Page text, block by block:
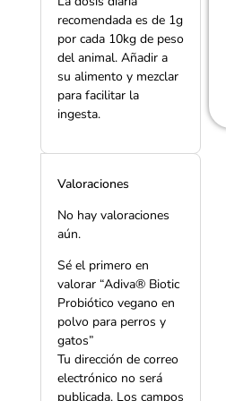
recomendada es de 1g
por cada 10kg de peso
del animal. Añadir a
su alimento y mezclar
para facilitar la
ingesta.
Valoraciones
No hay valoraciones
aún.
Sé el primero en
valorar “Adiva® Biotic
Probiótico vegano en
polvo para perros y
gatos”
Tu dirección de correo
electrónico no será
publicada. Los campos